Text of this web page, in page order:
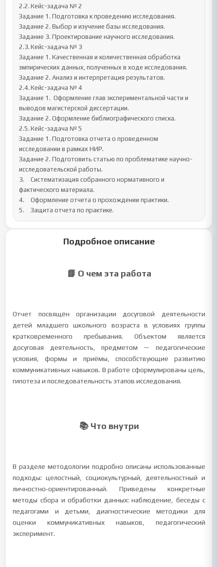
2.2.	Кейс-задача № 2
Задание 1. Подготовка к проведению исследования.
Задание 2. Выбор и изучение базы исследования.
Задание 3. Проектирование научного исследования.
2.3.	Кейс-задача № 3
Задание 1. Качественная и количественная обработка
эмпирических данных, полученных в ходе исследования.
Задание 2. Анализ и интерпретация результатов.
2.4.	Кейс-задача № 4
Задание 1.  Оформление глав экспериментальной части и
выводов магистерской диссертации.
Задание 2. Оформление библиографического списка.
2.5.	Кейс-задача № 5
Задание 1. Подготовка отчета о проведенном
исследовании в рамках НИР.
Задание 2. Подготовить статью по проблематике научно-
исследовательской работы.
3.	Систематизация собранного нормативного и
фактического материала.
4.	Оформление отчета о прохождении практики.
5.	Защита отчета по практике.
Подробное описание
📘 О чем эта работа
Отчет посвящён организации досуговой деятельности
детей младшего школьного возраста в условиях группы
кратковременного пребывания. Объектом является
досуговая деятельность, предметом — педагогические
условия, формы и приёмы, способствующие развитию
коммуникативных навыков. В работе сформулированы цель,
гипотеза и последовательность этапов исследования.
📚 Что внутри
В разделе методологии подробно описаны использованные
подходы: целостный, социокультурный, деятельностный и
личностно‑ориентированный. Приведены конкретные
методы сбора и обработки данных: наблюдение, беседы с
педагогами и детьми, диагностические методики для
оценки коммуникативных навыков, педагогический
эксперимент.